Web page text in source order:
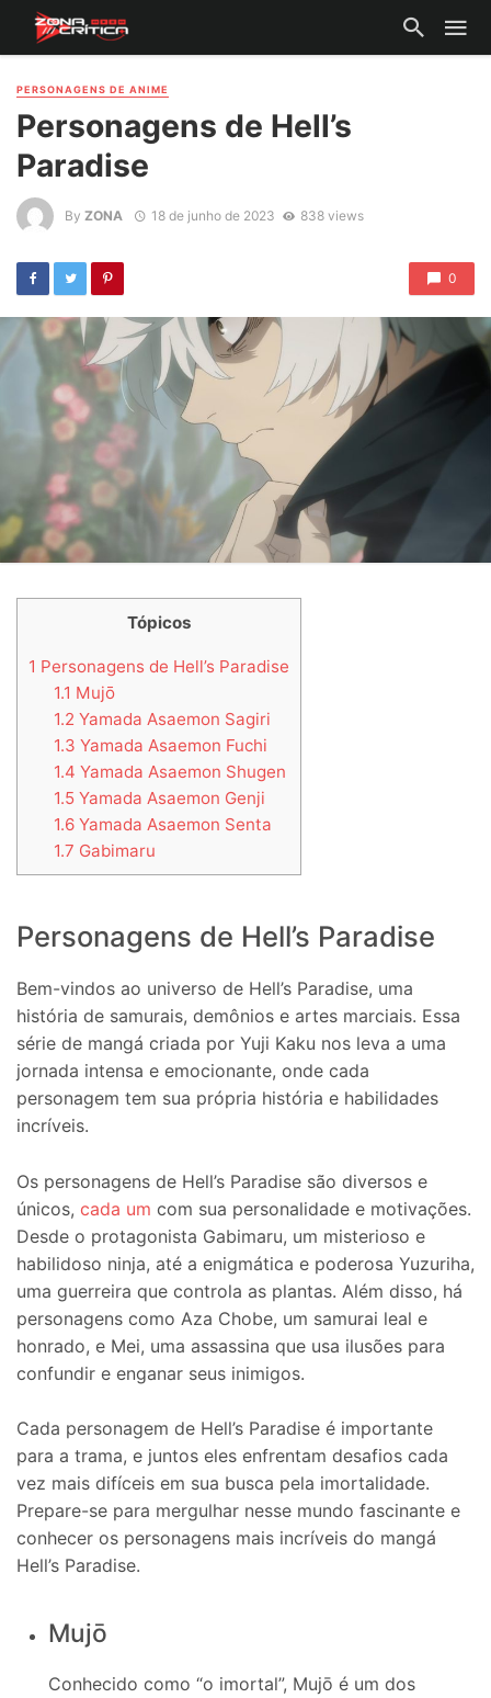
PERSONAGENS DE ANIME
Personagens de Hell’s
Paradise
By ZONA 18 de junho de 2023 838 views
0
Tópicos
1 Personagens de Hell’s Paradise
1.1 Mujō
1.2 Yamada Asaemon Sagiri
1.3 Yamada Asaemon Fuchi
1.4 Yamada Asaemon Shugen
1.5Yamada Asaemon Genji
1.6Yamada Asaemon Senta
1.7 Gabimaru
Personagens de Hell’s Paradise
Bem-vindos ao universo de Hell’s Paradise, uma
história de samurais, demônios e artes marciais. Essa
série de mangá criada por Yuji Kaku nos leva a uma
jornada intensa e emocionante, onde cada
personagem tem sua própria história e habilidades
incríveis.
Os personagens de Hell’s Paradise são diversos e
únicos, cada um com sua personalidade e motivações.
Desde o protagonista Gabimaru, um misterioso e
habilidoso ninja, até a enigmática e poderosa Yuzuriha,
uma guerreira que controla as plantas. Além disso, há
personagens como Aza Chobe, um samurai leal e
honrado, e Mei, uma assassina que usa ilusões para
confundir e enganar seus inimigos.
Cada personagem de Hell’s Paradise é importante
para a trama, e juntos eles enfrentam desafios cada
vez mais difíceis em sua busca pela imortalidade.
Prepare-se para mergulhar nesse mundo fascinante e
conhecer os personagens mais incríveis do mangá
Hell’s Paradise.
Mujō
Conhecido como “o imortal”, Mujō é um dos